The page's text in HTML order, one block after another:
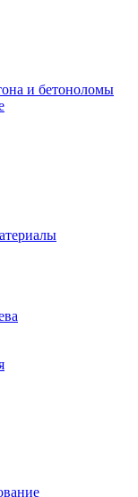
и бетоноломы